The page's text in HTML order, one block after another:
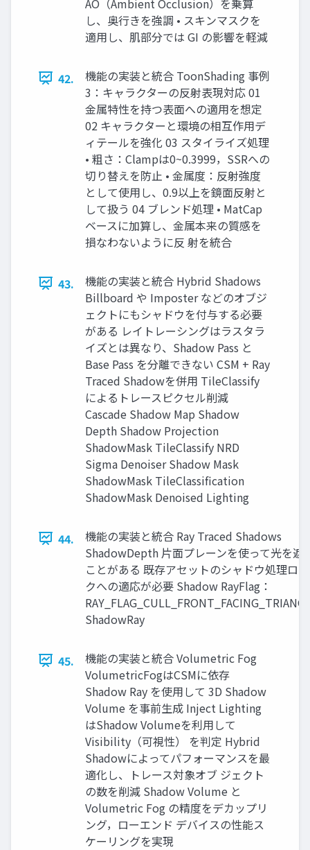
し、奥行きを強調 • スキンマスクを
適用し、肌部分では GI の影響を軽減
42.
機能の実装と統合 ToonShading 事例
3：キャラクターの反射表現対応 01
金属特性を持つ表面への適用を想定
02 キャラクターと環境の相互作用デ
ィテールを強化 03 スタイライズ処理
• 粗さ：Clampは0~0.3999，SSRへの
切り替えを防止 • 金属度：反射強度
として使用し、0.9以上を鏡面反射と
して扱う 04 ブレンド処理 • MatCap
ベースに加算し、金属本来の質感を
損なわないように反 射を統合
43.
機能の実装と統合 Hybrid Shadows
Billboard や Imposter などのオブジ
ェクトにもシャドウを付与する必要
がある レイトレーシングはラスタラ
イズとは異なり、Shadow Pass と
Base Pass を分離できない CSM + Ray
Traced Shadowを併用 TileClassify
によるトレースピクセル削減
Cascade Shadow Map Shadow
Depth Shadow Projection
ShadowMask TileClassify NRD
Sigma Denoiser Shadow Mask
ShadowMask TileClassification
ShadowMask Denoised Lighting
44.
機能の実装と統合 Ray Traced Shadows
ShadowDepth 片面プレーンを使って光を遮
ことがある 既存アセットのシャドウ処理ロ
クへの適応が必要 Shadow RayFlag：
ShadowRay
45.
機能の実装と統合 Volumetric Fog
VolumetricFogはCSMに依存
Shadow Ray を使用して 3D Shadow
Volume を事前生成 Inject Lighting
はShadow Volumeを利用して
Visibility（可視性） を判定 Hybrid
Shadowによってパフォーマンスを最
適化し、トレース対象オブ ジェクト
の数を削減 Shadow Volume と
Volumetric Fog の精度をデカップリ
ング，ローエンド デバイスの性能ス
ケーリングを実現